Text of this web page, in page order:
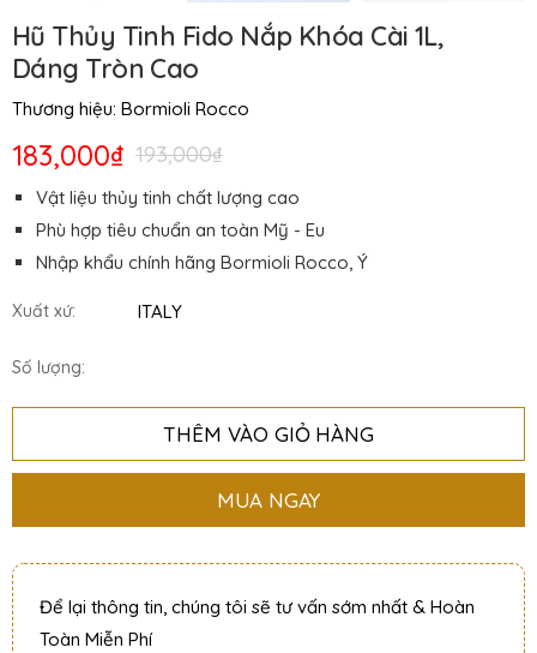
Hũ Thủy Tinh Fido Nắp Khóa Cài 1L,
Dáng Tròn Cao
Thương hiệu: Bormioli Rocco
183,000₫ 193,000₫
Vật liệu thủy tinh chất lượng cao
Phù hợp tiêu chuẩn an toàn Mỹ - Eu
Nhập khẩu chính hãng Bormioli Rocco, Ý
Xuất xứ: ITALY
Số lượng:
THÊM VÀO GIỎ HÀNG
MUA NGAY
Để lại thông tin, chúng tôi sẽ tư vấn sớm nhất & Hoàn
Toàn Miễn Phí